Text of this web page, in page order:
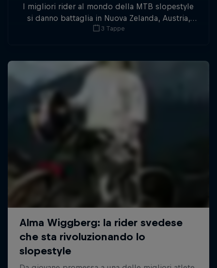
I migliori rider al mondo della MTB slopestyle
si danno battaglia in Nuova Zelanda, Austria,
Australia e Canada.
3 Tappe